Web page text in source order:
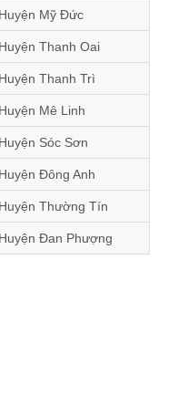
Mỹ Đức
Thanh Oai
Thanh Trì
Mê Linh
Sóc Sơn
Đông Anh
Thường Tín
Đan Phượng